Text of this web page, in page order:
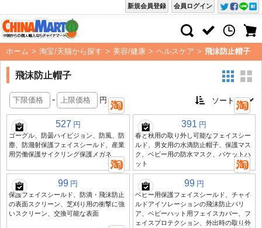
会員ログイン
新規会員登録
ホーム > 淘宝/天猫から探す > 美容/健康 > ヘルスケア > 飛沫防止帽子
飛沫防止帽子
- 円
527 円
ゴーグル、防曇ハイビジョン、防風、防
塵、防濺射保護フェイスシールド、産業
用労働保護サイクリング保護メガネ
391 円
春と秋用の取り外し可能なフェイスシー
ルド、男女用の水滴防止帽子、保護マス
ク、ベビー用の防水マスク、バケットハ
ット
99 円
保護フェイスシールド、防滴・飛沫防止
の表面スクリーン、芝刈り用の衝撃に強
いスクリーン、交換可能な表面
99 円
ベビー用保護フェイスシールド、チャイ
ルドアイソレーションの飛沫防止バリ
ア、ベビーハット用フェイスカバー、フ
ェイスプロテクション、外出時の取り外